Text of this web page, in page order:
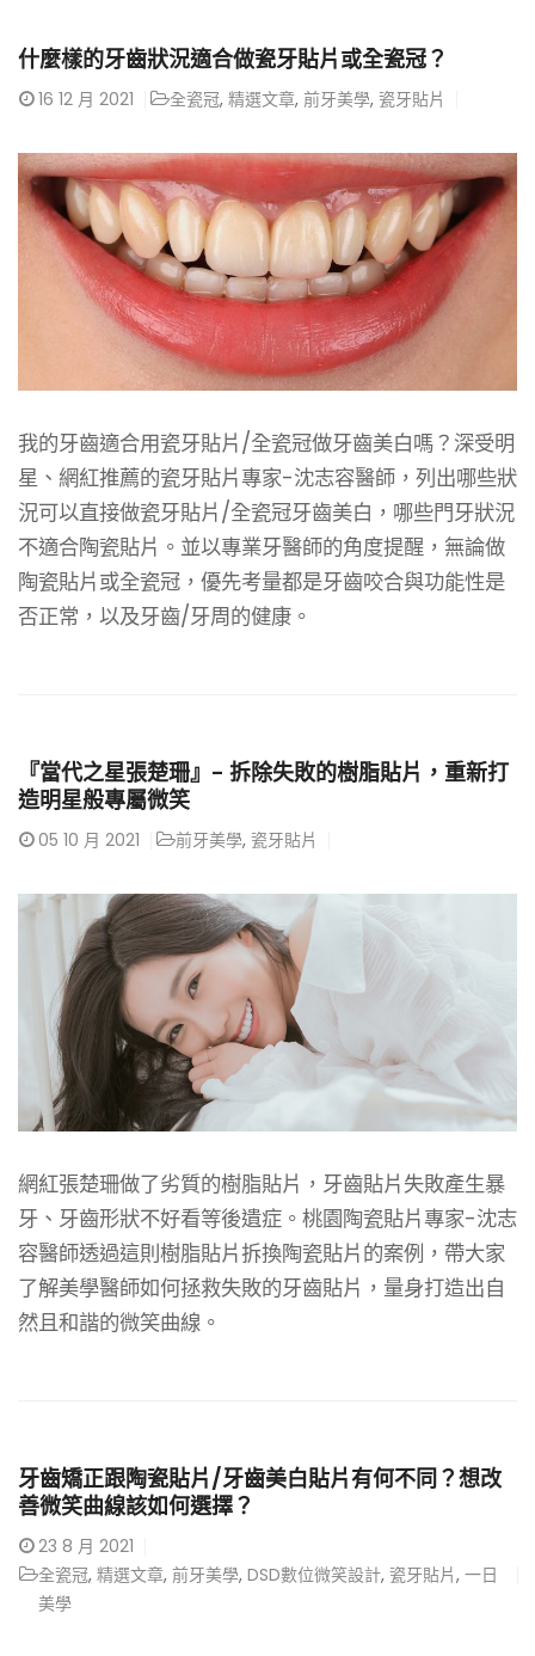
什麼樣的牙齒狀況適合做瓷牙貼片或全瓷冠？
16 12 月 2021 全瓷冠, 精選文章, 前牙美學, 瓷牙貼片
我的牙齒適合用瓷牙貼片/全瓷冠做牙齒美白嗎？深受明
星、網紅推薦的瓷牙貼片專家-沈志容醫師，列出哪些狀
況可以直接做瓷牙貼片/全瓷冠牙齒美白，哪些門牙狀況
不適合陶瓷貼片。並以專業牙醫師的角度提醒，無論做
陶瓷貼片或全瓷冠，優先考量都是牙齒咬合與功能性是
否正常，以及牙齒/牙周的健康。
『當代之星張楚珊』- 拆除失敗的樹脂貼片，重新打
造明星般專屬微笑
05 10 月 2021 前牙美學, 瓷牙貼片
網紅張楚珊做了劣質的樹脂貼片，牙齒貼片失敗產生暴
牙、牙齒形狀不好看等後遺症。桃園陶瓷貼片專家-沈志
容醫師透過這則樹脂貼片拆換陶瓷貼片的案例，帶大家
了解美學醫師如何拯救失敗的牙齒貼片，量身打造出自
然且和諧的微笑曲線。
牙齒矯正跟陶瓷貼片/牙齒美白貼片有何不同？想改
善微笑曲線該如何選擇？
23 8 月 2021
全瓷冠, 精選文章, 前牙美學, DSD數位微笑設計, 瓷牙貼片, 一日
美學